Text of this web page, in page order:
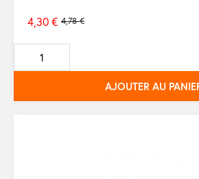
Prix
de
base
4,78 €
4,30 €
AJOUTER AU